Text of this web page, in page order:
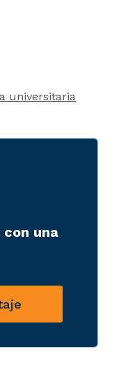
universitaria
con una